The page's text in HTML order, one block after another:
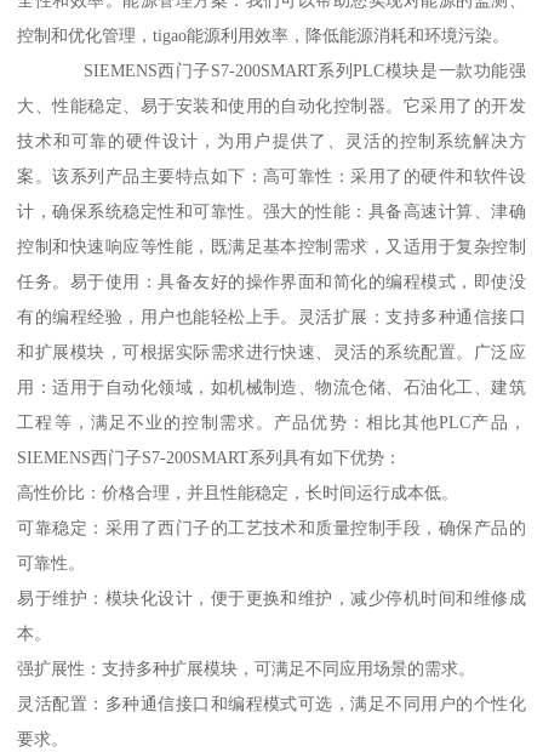
控制和优化管理，tigao能源利用效率，降低能源消耗和环境污染。
SIEMENS西门子S7-200SMART系列PLC模块是一款功能强
大、性能稳定、易于安装和使用的自动化控制器。它采用了的开发
技术和可靠的硬件设计，为用户提供了、灵活的控制系统解决方
案。该系列产品主要特点如下：高可靠性：采用了的硬件和软件设
计，确保系统稳定性和可靠性。强大的性能：具备高速计算、津确
控制和快速响应等性能，既满足基本控制需求，又适用于复杂控制
任务。易于使用：具备友好的操作界面和简化的编程模式，即使没
有的编程经验，用户也能轻松上手。灵活扩展：支持多种通信接口
和扩展模块，可根据实际需求进行快速、灵活的系统配置。广泛应
用：适用于自动化领域，如机械制造、物流仓储、石油化工、建筑
工程等，满足不业的控制需求。产品优势：相比其他PLC产品，
SIEMENS西门子S7-200SMART系列具有如下优势：
高性价比：价格合理，并且性能稳定，长时间运行成本低。
可靠稳定：采用了西门子的工艺技术和质量控制手段，确保产品的
可靠性。
易于维护：模块化设计，便于更换和维护，减少停机时间和维修成
本。
强扩展性：支持多种扩展模块，可满足不同应用场景的需求。
灵活配置：多种通信接口和编程模式可选，满足不同用户的个性化
要求。